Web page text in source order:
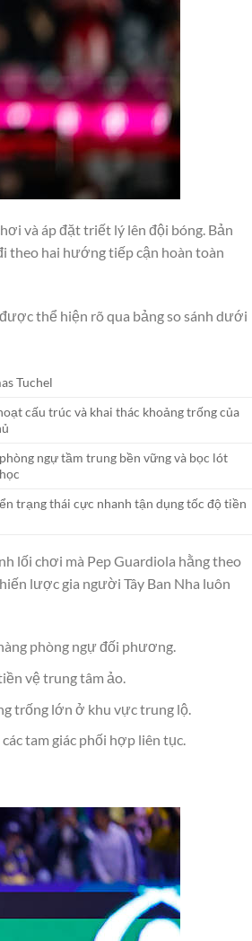
và áp đặt triết lý lên đội bóng. Bản
theo hai hướng tiếp cận hoàn toàn
thể hiện rõ qua bảng so sánh dưới
Tuchel
cấu trúc và khai thác khoảng trống của
ngự tầm trung bền vững và bọc lót
trạng thái cực nhanh tận dụng tốc độ tiền
lối chơi mà Pep Guardiola hằng theo
lược gia người Tây Ban Nha luôn
phòng ngự đối phương.
vệ trung tâm ảo.
trống lớn ở khu vực trung lộ.
tam giác phối hợp liên tục.